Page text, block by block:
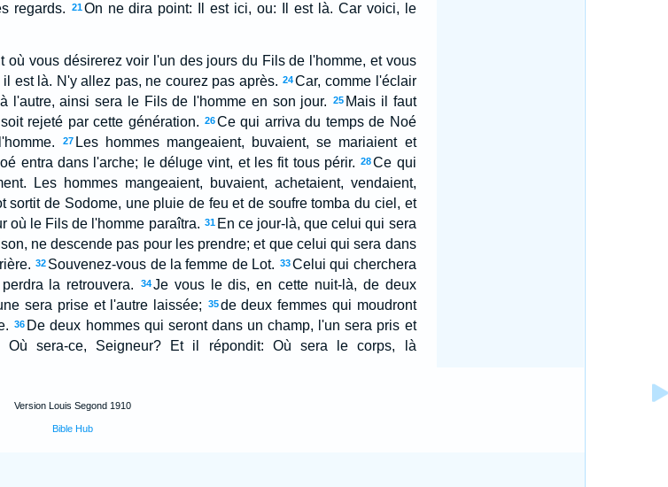
regards.
21On ne dira point: Il est ici, ou: Il est là. Car voici, le
où vous désirerez voir l'un des jours du Fils de l'homme, et vous
est là. N'y allez pas, ne courez pas après. 24 Car, comme l'éclair
l'autre, ainsi sera le Fils de l'homme en son jour.
25 Mais il faut
rejeté par cette génération. 26Ce qui arriva du temps de Noé
27 Les hommes mangeaient, buvaient, se mariaient et
entra dans l'arche; le déluge vint, et les fit tous périr.
28Ce qui
Les hommes mangeaient, buvaient, achetaient, vendaient,
sortit de Sodome, une pluie de feu et de soufre tomba du ciel, et
où le Fils de l'homme paraîtra. 31 En ce jour-là, que celui qui sera
ne descende pas pour les prendre; et que celui qui sera dans
32 Souvenez-vous de la femme de Lot. 33Celui qui cherchera
la retrouvera.
34Je vous le dis, en cette nuit-là, de deux
sera prise et l'autre laissée;
35de deux femmes qui moudront
36 De deux hommes qui seront dans un champ, l'un sera pris et
Où sera-ce, Seigneur? Et il répondit: Où sera le corps, là
Version Louis Segond 1910
Bible Hub